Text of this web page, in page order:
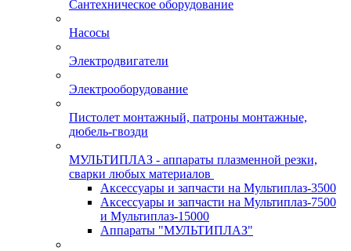
Сантехническое оборудование
Насосы
Электродвигатели
Электрооборудование
Пистолет монтажный, патроны монтажные,
дюбель-гвозди
МУЛЬТИПЛАЗ - аппараты плазменной резки,
сварки любых материалов
Аксессуары и запчасти на Мультиплаз-3500
Аксессуары и запчасти на Мультиплаз-7500
и Мультиплаз-15000
Аппараты "МУЛЬТИПЛАЗ"